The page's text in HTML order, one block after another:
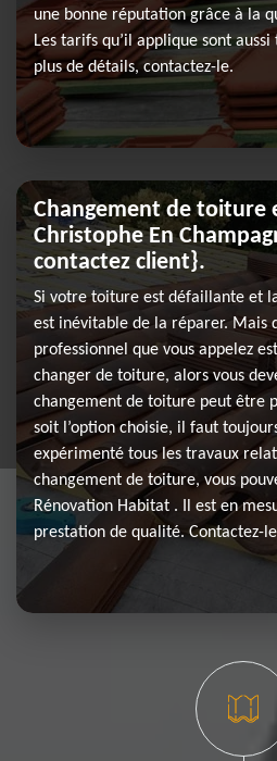
une bonne réputation grâce à la
Les tarifs qu’il applique sont
plus de détails, contactez-le.
Changement de toiture
Christophe En
contactez client}.
Si votre toiture est défaillante et
est inévitable de la réparer. Mais
professionnel que vous appelez
changer de toiture, alors vous
changement de toiture peut être
soit l’option choisie, il faut
expérimenté tous les travaux
changement de toiture, vous
Rénovation Habitat . Il est en
prestation de qualité. Contactez-